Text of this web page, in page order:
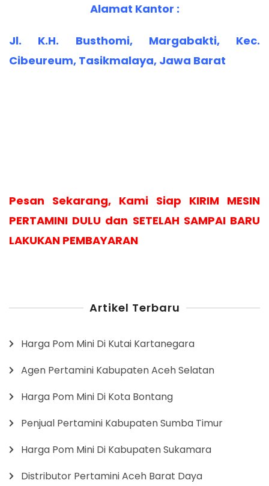
Alamat Kantor :
Jl. K.H. Busthomi, Margabakti, Kec.
Cibeureum, Tasikmalaya, Jawa Barat
Pesan Sekarang, Kami Siap KIRIM MESIN
PERTAMINI DULU dan SETELAH SAMPAI BARU
LAKUKAN PEMBAYARAN
Artikel Terbaru
Harga Pom Mini Di Kutai Kartanegara
Agen Pertamini Kabupaten Aceh Selatan
Harga Pom Mini Di Kota Bontang
Penjual Pertamini Kabupaten Sumba Timur
Harga Pom Mini Di Kabupaten Sukamara
Distributor Pertamini Aceh Barat Daya